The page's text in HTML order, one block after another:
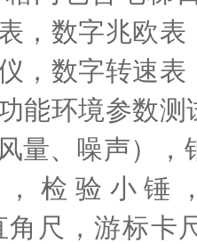
，数字兆欧
，数字转速
能环境参数
量、噪声），
检验小锤
角尺，游标卡